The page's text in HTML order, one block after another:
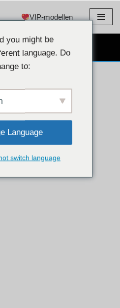
VIP-modellen
you might be
language. Do
to:
Language
switch language